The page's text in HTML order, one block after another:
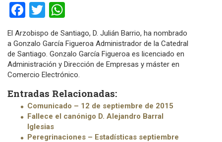
Facebook
Twitter
El Arzobispo de Santiago, D. Julián Barrio, ha nombrado
a Gonzalo García Figueroa Administrador de la Catedral
de Santiago. Gonzalo García Figueroa es licenciado en
Administración y Dirección de Empresas y máster en
Comercio Electrónico.
Entradas Relacionadas:
Comunicado – 12 de septiembre de 2015
Fallece el canónigo D. Alejandro Barral
Iglesias
Peregrinaciones – Estadísticas septiembre